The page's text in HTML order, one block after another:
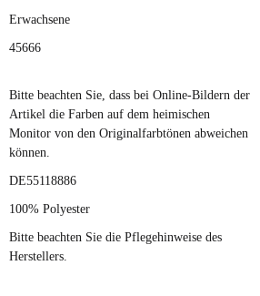
Erwachsene
45666
Bitte beachten Sie, dass bei Online-Bildern der
Artikel die Farben auf dem heimischen
Monitor von den Originalfarbtönen abweichen
können.
DE55118886
100% Polyester
Bitte beachten Sie die Pflegehinweise des
Herstellers.